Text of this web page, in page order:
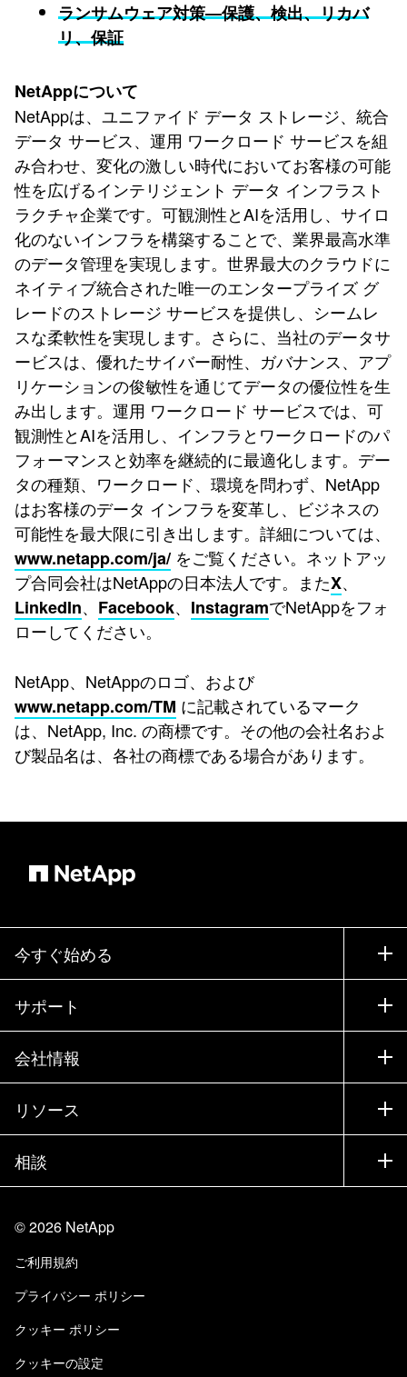
ランサムウェア対策—保護、検出、リカバ
リ、保証
NetAppについて
NetAppは、ユニファイド データ ストレージ、統合
データ サービス、運用 ワークロード サービスを組
み合わせ、変化の激しい時代においてお客様の可能
性を広げるインテリジェント データ インフラスト
ラクチャ企業です。可観測性とAIを活用し、サイロ
化のないインフラを構築することで、業界最高水準
のデータ管理を実現します。世界最大のクラウドに
ネイティブ統合された唯一のエンタープライズ グ
レードのストレージ サービスを提供し、シームレ
スな柔軟性を実現します。さらに、当社のデータサ
ービスは、優れたサイバー耐性、ガバナンス、アプ
リケーションの俊敏性を通じてデータの優位性を生
み出します。運用 ワークロード サービスでは、可
観測性とAIを活用し、インフラとワークロードのパ
フォーマンスと効率を継続的に最適化します。デー
タの種類、ワークロード、環境を問わず、NetApp
はお客様のデータ インフラを変革し、ビジネスの
可能性を最大限に引き出します。詳細については、
www.netapp.com/ja/をご覧ください。ネットアッ
プ合同会社はNetAppの日本法人です。またX、
LinkedIn、 Facebook、 InstagramでNetAppをフォ
ローしてください。
NetApp、NetAppのロゴ、および
www.netapp.com/TM に記載されているマーク
は、NetApp, Inc. の商標です。その他の会社名およ
び製品名は、各社の商標である場合があります。
今すぐ始める
購入方法
営業チームへのお問い合わせ
パートナーを検索
エグゼクティブ ブリーフィング
製品A-Z
サポート
サポート
トレーニング
ドキュメント
ナレッジ ベース
コミュニティ
知識の習得
会社情報
会社情報
パートナー
採用情報
Trust Center
責任と持続可能性
品質に関する認定
NetApp Instaclustr
リソース
ニュースルーム
イベント
ブログ
カスタマー エクスペリエンス
ユーザ事例
相談
当サイトに関するフィードバック
アクセシビリティ
Eメールの登録
©2026 NetApp
ご利用規約
プライバシー ポリシー
クッキー ポリシー
クッキーの設定